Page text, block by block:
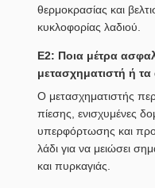
θερμοκρασίας και
κυκλοφορίας λαδιού.
Ε2: Ποια μέτρα
μετασχηματιστή ή
Ο μετασχηματιστής
πίεσης, ενισχυμένες
υπερφόρτωσης και
λάδι για να μειώσει
και πυρκαγιάς.